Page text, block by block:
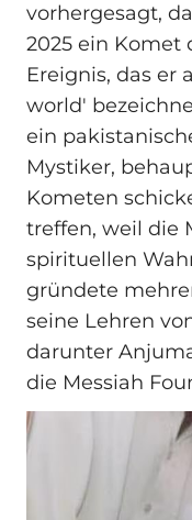
vorhergesagt,
2025 ein Komet
Ereignis, das er
world'
ein
Mystiker,
Kometen
treffen, weil die
spirituellen
gründete
seine Lehren
darunter
die Messiah